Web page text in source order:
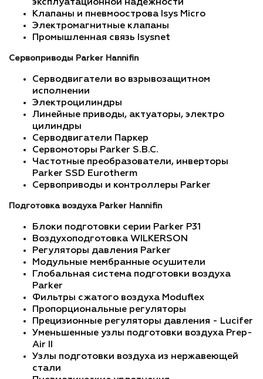
эксплуатационной надежности
Клапаны и пневмоострова Isys Micro
Электромагнитные клапаны
Промышленная связь Isysnet
Сервоприводы Parker Hannifin
Серводвигатели во взрывозащитном
исполнении
Электроцилиндры
Линейные приводы, актуаторы, электро
цилиндры
Серводвигатели Паркер
Сервомоторы Parker S.B.C.
Частотные преобразователи, инверторы
Parker SSD Eurotherm
Сервоприводы и контроллеры Parker
Подготовка воздуха Parker Hannifin
Блоки подготовки серии Parker P31
Воздухоподготовка WILKERSON
Регуляторы давления Parker
Модульные мембранные осушители
Глобальная система подготовки воздуха
Parker
Фильтры сжатого воздуха Moduflex
Пропорциональные регуляторы
Прецизионные регуляторы давления - Lucifer
Уменьшенные узлы подготовки воздуха Prep-
Air II
Узлы подготовки воздуха из нержавеющей
стали